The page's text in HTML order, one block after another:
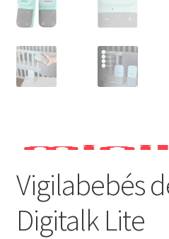
Vigilabebés
Digitalk Lite